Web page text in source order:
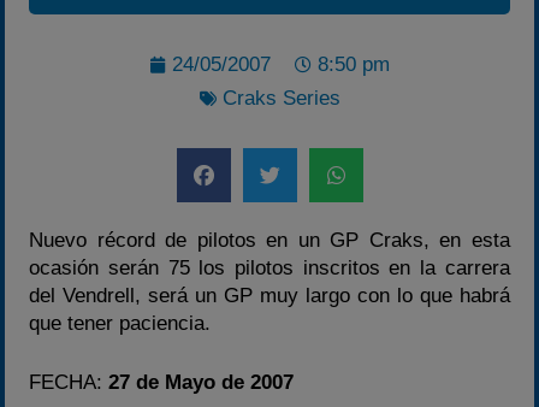
Calendario
Temporada 2026
Carreras finalizadas
Campeonato
24/05/2007
8:50 pm
Craks Series
Nuevo récord de pilotos en un GP Craks, en esta
ocasión serán 75 los pilotos inscritos en la carrera
del Vendrell, será un GP muy largo con lo que habrá
que tener paciencia.
FECHA:27 de Mayo de 2007